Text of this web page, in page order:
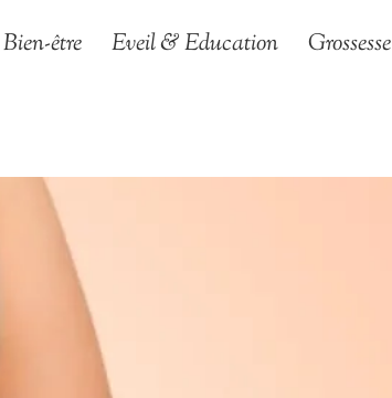
être Eveil & Education Grossesse